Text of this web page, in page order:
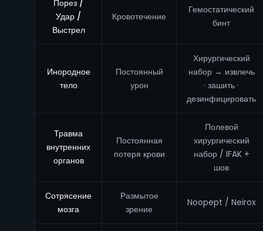
Порез /
Удар /
Выстрел
Кровотечение
Гемостатический
бинт
Инородное
тело
Постоянный
урон
Хирургический
набор → извлечь
· зашить ·
дезинфицировать
Травма
внутренних
органов
Постоянная
потеря крови
Полевой
хирургический
набор / IFAK +
шов
Сотрясение
мозга
Размытое
зрение
Noopept / Neirox